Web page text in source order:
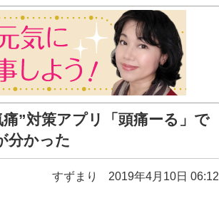
”対策アプリ「頭痛ーる」で
分かった
すずまり 2019年4月10日 06:12